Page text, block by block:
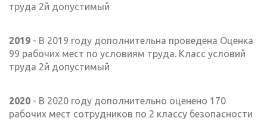
труда 2й допустимый
2019 - В 2019 году дополнительна проведена Оценка
99 рабочих мест по условиям труда. Класс условий
труда 2й допустимый
2020 - В 2020 году дополнительно оценено 170
рабочих мест сотрудников по 2 классу безопасности